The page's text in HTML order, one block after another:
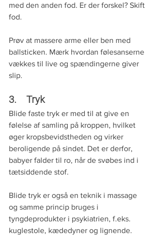
med den anden fod. Er der forskel? Skift
fod.
Prøv at massere arme eller ben med
ballsticken. Mærk hvordan følesanserne
vækkes til live og spændingerne giver
slip.
3.    Tryk
Blide faste tryk er med til at give en
følelse af samling på kroppen, hvilket
øger kropsbevidstheden og virker
beroligende på sindet. Det er derfor,
babyer falder til ro, når de svøbes ind i
tætsiddende stof.
Blide tryk er også en teknik i massage
og samme princip bruges i
tyngdeprodukter i psykiatrien, f.eks.
kuglestole, kædedyner og lignende.